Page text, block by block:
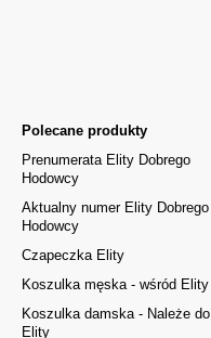
Polecane produkty
Prenumerata Elity Dobrego
Hodowcy
Aktualny numer Elity Dobrego
Hodowcy
Czapeczka Elity
Koszulka męska - wśród Elity
Koszulka damska - Należe do
Elity